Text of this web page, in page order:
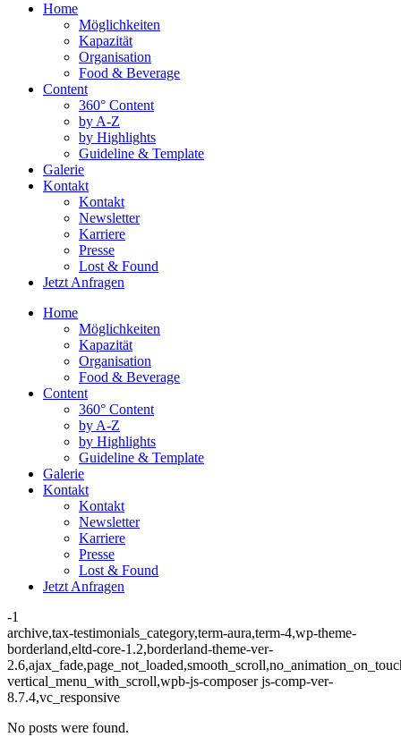
Home
Möglichkeiten
Kapazität
Organisation
Food & Beverage
Content
360° Content
by A-Z
by Highlights
Guideline & Template
Galerie
Kontakt
Kontakt
Newsletter
Karriere
Presse
Lost & Found
Jetzt Anfragen
Home
Möglichkeiten
Kapazität
Organisation
Food & Beverage
Content
360° Content
by A-Z
by Highlights
Guideline & Template
Galerie
Kontakt
Kontakt
Newsletter
Karriere
Presse
Lost & Found
Jetzt Anfragen
-1
archive,tax-testimonials_category,term-aura,term-4,wp-theme-
borderland,eltd-core-1.2,borderland-theme-ver-
vertical_menu_with_scroll,wpb-js-composer js-comp-ver-
8.7.4,vc_responsive
No posts were found.